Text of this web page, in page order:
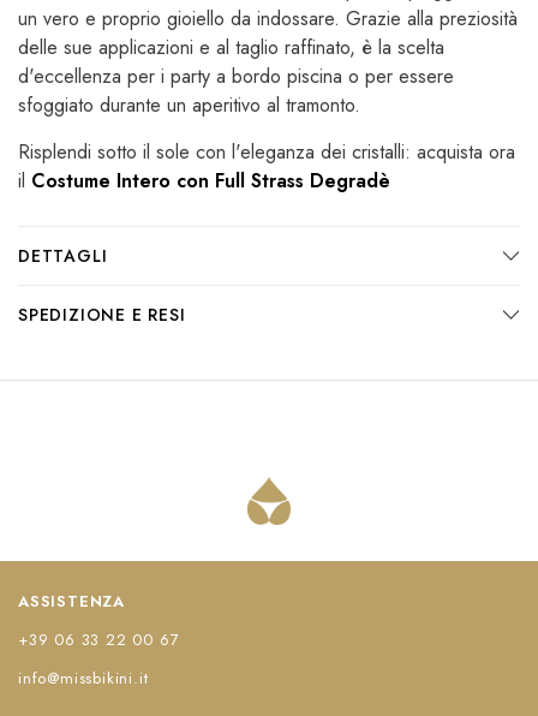
un vero e proprio gioiello da indossare. Grazie alla preziosità
delle sue applicazioni e al taglio raffinato, è la scelta
d'eccellenza per i party a bordo piscina o per essere
sfoggiato durante un aperitivo al tramonto.
Risplendi sotto il sole con l'eleganza dei cristalli: acquista ora
il Costume Intero con Full Strass Degradè
DETTAGLI
SPEDIZIONE E RESI
ASSISTENZA
+39 06 33 22 00 67
info@missbikini.it